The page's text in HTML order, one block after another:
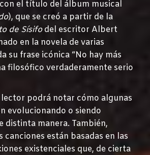
el título del álbum musical
), que se creó a partir de la
de Sísifodel escritor Albert
en la novela de varias
su frase icónica “No hay más
filosófico verdaderamente serio
podrá notar cómo algunas
evolucionando o siendo
distinta manera. También,
canciones están basadas en las
existenciales que, de cierta